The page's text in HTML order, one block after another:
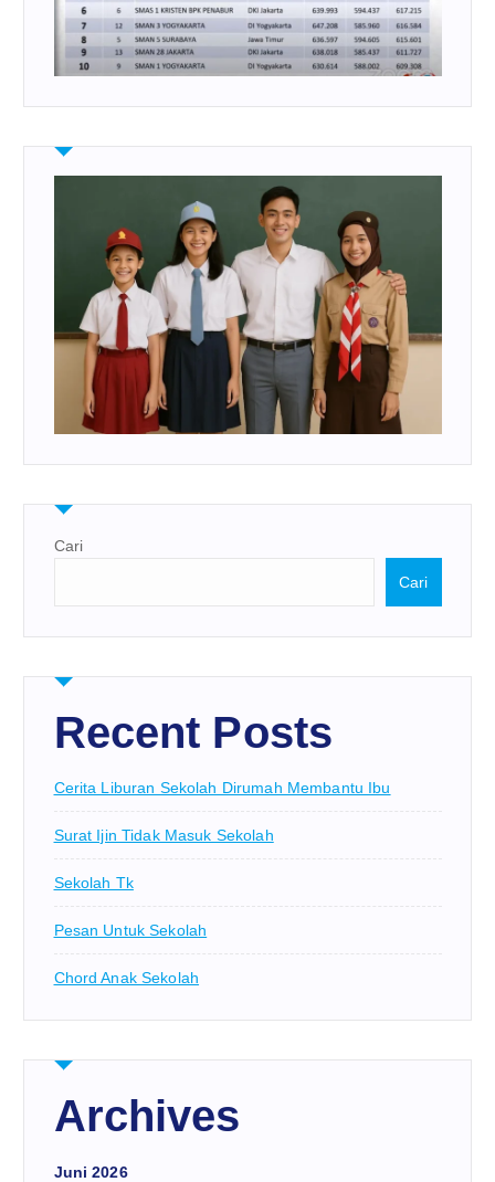
Cari
Cari
Recent Posts
Cerita Liburan Sekolah Dirumah Membantu Ibu
Surat Ijin Tidak Masuk Sekolah
Sekolah Tk
Pesan Untuk Sekolah
Chord Anak Sekolah
Archives
Juni 2026